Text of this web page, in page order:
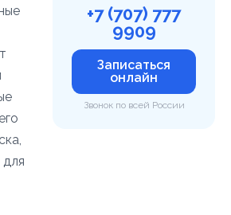
+7 (707) 777
9909
Записаться
онлайн
Звонок по всей России